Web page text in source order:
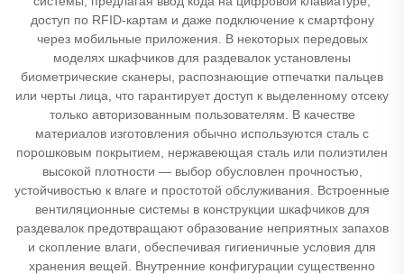
доступ по RFID-картам и даже подключение к смартфону
через мобильные приложения. В некоторых передовых
моделях шкафчиков для раздевалок установлены
биометрические сканеры, распознающие отпечатки пальцев
или черты лица, что гарантирует доступ к выделенному отсеку
только авторизованным пользователям. В качестве
материалов изготовления обычно используются сталь с
порошковым покрытием, нержавеющая сталь или полиэтилен
высокой плотности — выбор обусловлен прочностью,
устойчивостью к влаге и простотой обслуживания. Встроенные
вентиляционные системы в конструкции шкафчиков для
раздевалок предотвращают образование неприятных запахов
и скопление влаги, обеспечивая гигиеничные условия для
хранения вещей. Внутренние конфигурации существенно